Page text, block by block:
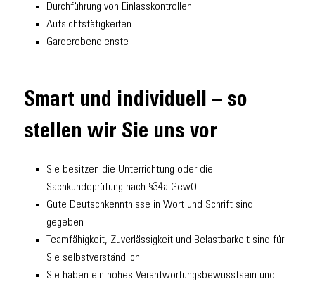
Durchführung von Einlasskontrollen
Aufsichtstätigkeiten
Garderobendienste
Smart und individuell – so
stellen wir Sie uns vor
Sie besitzen die Unterrichtung oder die
Sachkundeprüfung nach §34a GewO
Gute Deutschkenntnisse in Wort und Schrift sind
gegeben
Teamfähigkeit, Zuverlässigkeit und Belastbarkeit sind für
Sie selbstverständlich
Sie haben ein hohes Verantwortungsbewusstsein und